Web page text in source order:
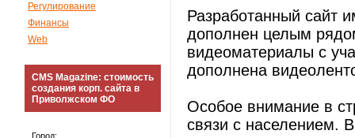
Регулирование
Финансы
Web
CMS Magazine: стоимость
создания корп. сайта в
Приволжском ФО
Город:
Разработанный сайт
дополнен целым
видеоматериалы с
дополнена
Особое внимание в
связи с населением.